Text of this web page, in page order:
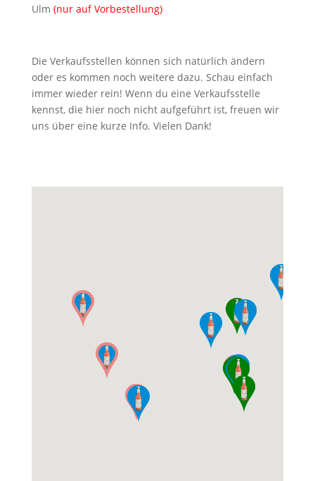
Ulm (nur auf Vorbestellung)
Die Verkaufsstellen können sich natürlich ändern
oder es kommen noch weitere dazu. Schau einfach
immer wieder rein! Wenn du eine Verkaufsstelle
kennst, die hier noch nicht aufgeführt ist, freuen wir
uns über eine kurze Info. Vielen Dank!